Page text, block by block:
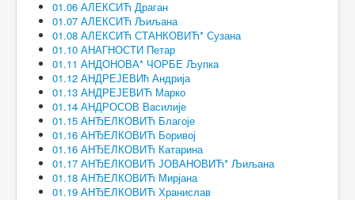
01.06 АЛЕКСИЋ Драган
01.07 АЛЕКСИЋ Љиљана
01.08 АЛЕКСИЋ СТАНКОВИЋ* Сузана
01.10 АНАГНОСТИ Петар
01.11 АНДОНОВА* ЧОРБЕ Љупка
01.12 АНДРЕЈЕВИћ Андрија
01.13 АНДРЕЈЕВИЋ Марко
01.14 АНДРОСОВ Василије
01.15 АНЂЕЛКОВИЋ Благоје
01.16 АНЂЕЛКОВИЋ Боривој
01.16 АНЂЕЛКОВИЋ Катарина
01.17 АНЂЕЛКОВИЋ ЈОВАНОВИЋ* Љиљана
01.18 АНЂЕЛКОВИЋ Мирјана
01.19 АНЂЕЛКОВИЋ Хранислав